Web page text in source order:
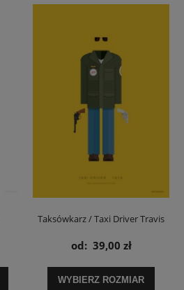
Taksówkarz / Taxi Driver Travis
Bickle - plakat
od: 39,00 zł
WYBIERZ ROZMIAR